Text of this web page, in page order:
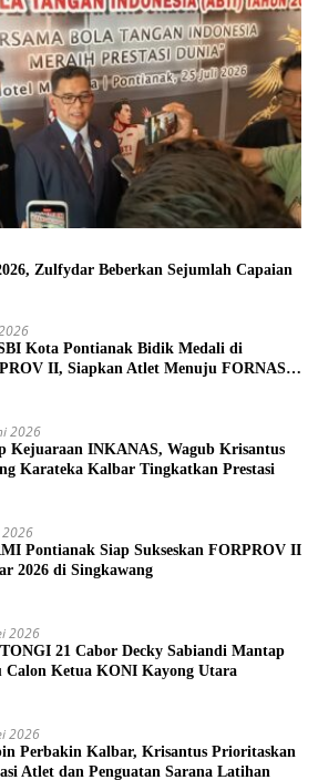
Zulfydar Beberkan Sejumlah Capaian
Kota Pontianak Bidik Medali di
II, Siapkan Atlet Menuju FORNAS
2026
Kejuaraan INKANAS, Wagub Krisantus
Karateka Kalbar Tingkatkan Prestasi
2026
Pontianak Siap Sukseskan FORPROV II
2026 di Singkawang
2026
21 Cabor Decky Sabiandi Mantap
Calon Ketua KONI Kayong Utara
2026
Perbakin Kalbar, Krisantus Prioritaskan
Atlet dan Penguatan Sarana Latihan